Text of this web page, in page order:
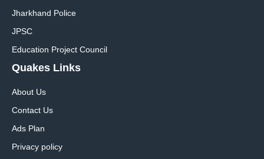
Jharkhand Police
JPSC
Education Project Council
Quakes Links
About Us
Contact Us
Ads Plan
Privacy policy